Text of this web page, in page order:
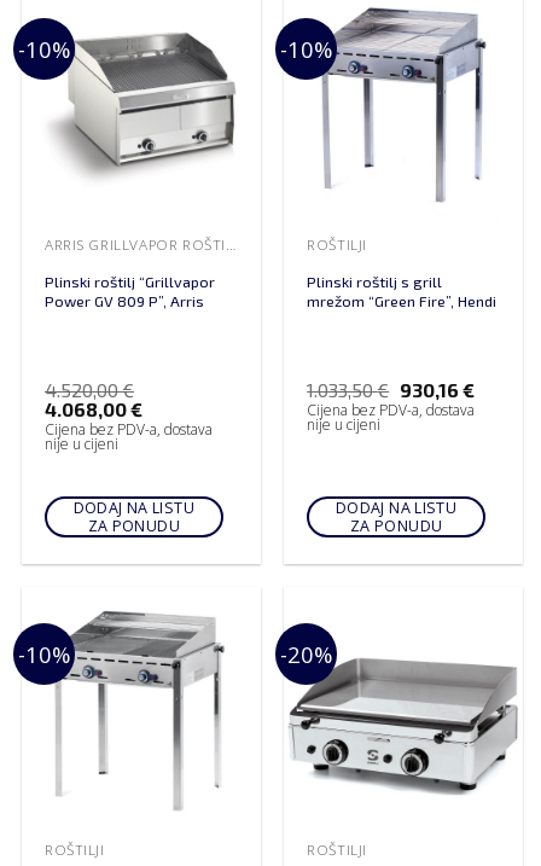
-10%
Plinski roštilj “Grillvapor
Power GV 809 P”, Arris
4.520,00€
4.068,00€
Cijena bez PDV-a, dostava
nije u cijeni
DODAJ NA LISTU
ZA PONUDU
-10%
ROŠTILJI
Plinski roštilj s grill
mrežom “Green Fire”, Hendi
1.033,50€ 930,16 €
Cijena bez PDV-a, dostava
nije u cijeni
DODAJ NA LISTU
ZA PONUDU
-10%
ROŠTILJI
-20%
ROŠTILJI